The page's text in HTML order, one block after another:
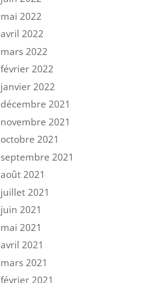
mai 2022
avril 2022
mars 2022
février 2022
janvier 2022
décembre 2021
novembre 2021
octobre 2021
septembre 2021
août 2021
juillet 2021
juin 2021
mai 2021
avril 2021
mars 2021
février 2021